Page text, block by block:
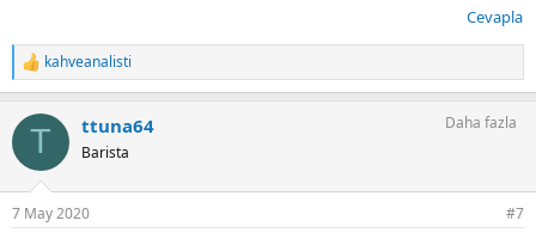
Cevapla
T
e
k
l
kahveanalisti
T ttuna64
Barista
Daha fazla
7 May 2020 #7